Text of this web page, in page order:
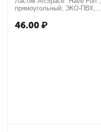
прямоугольный, ЭКО-ПВХ,
46.00₽